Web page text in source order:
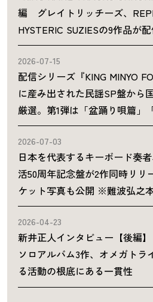
編 グレイトリッチーズ、
HYSTERIC SUZIESの9作品が配
2026-07-15
配信シリーズ『KING MINYO
に産み出された民謡SP盤から
厳選。第1弾は「盆踊り唄篇」
2026-07-03
日本を代表するキーボード奏
活50周年記念盤が2作同時リリ
ケット写真も公開 ※難波弘之
2026-04-23
新井正人インタビュー【後編】
ソロアルバム3作、オメガト
る活動の根底にある一貫性